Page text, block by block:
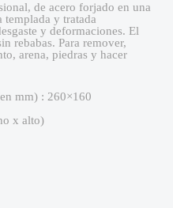
de acero forjado en una
y tratada
y deformaciones. El
rebabas. Para remover,
arena, piedras y hacer
mm) : 260×160
x alto)